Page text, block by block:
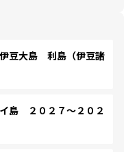
大島 利島（伊豆諸
島 ２０２７～２０２